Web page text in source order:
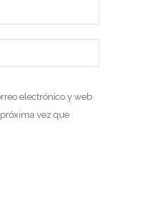
electrónico y web
vez que